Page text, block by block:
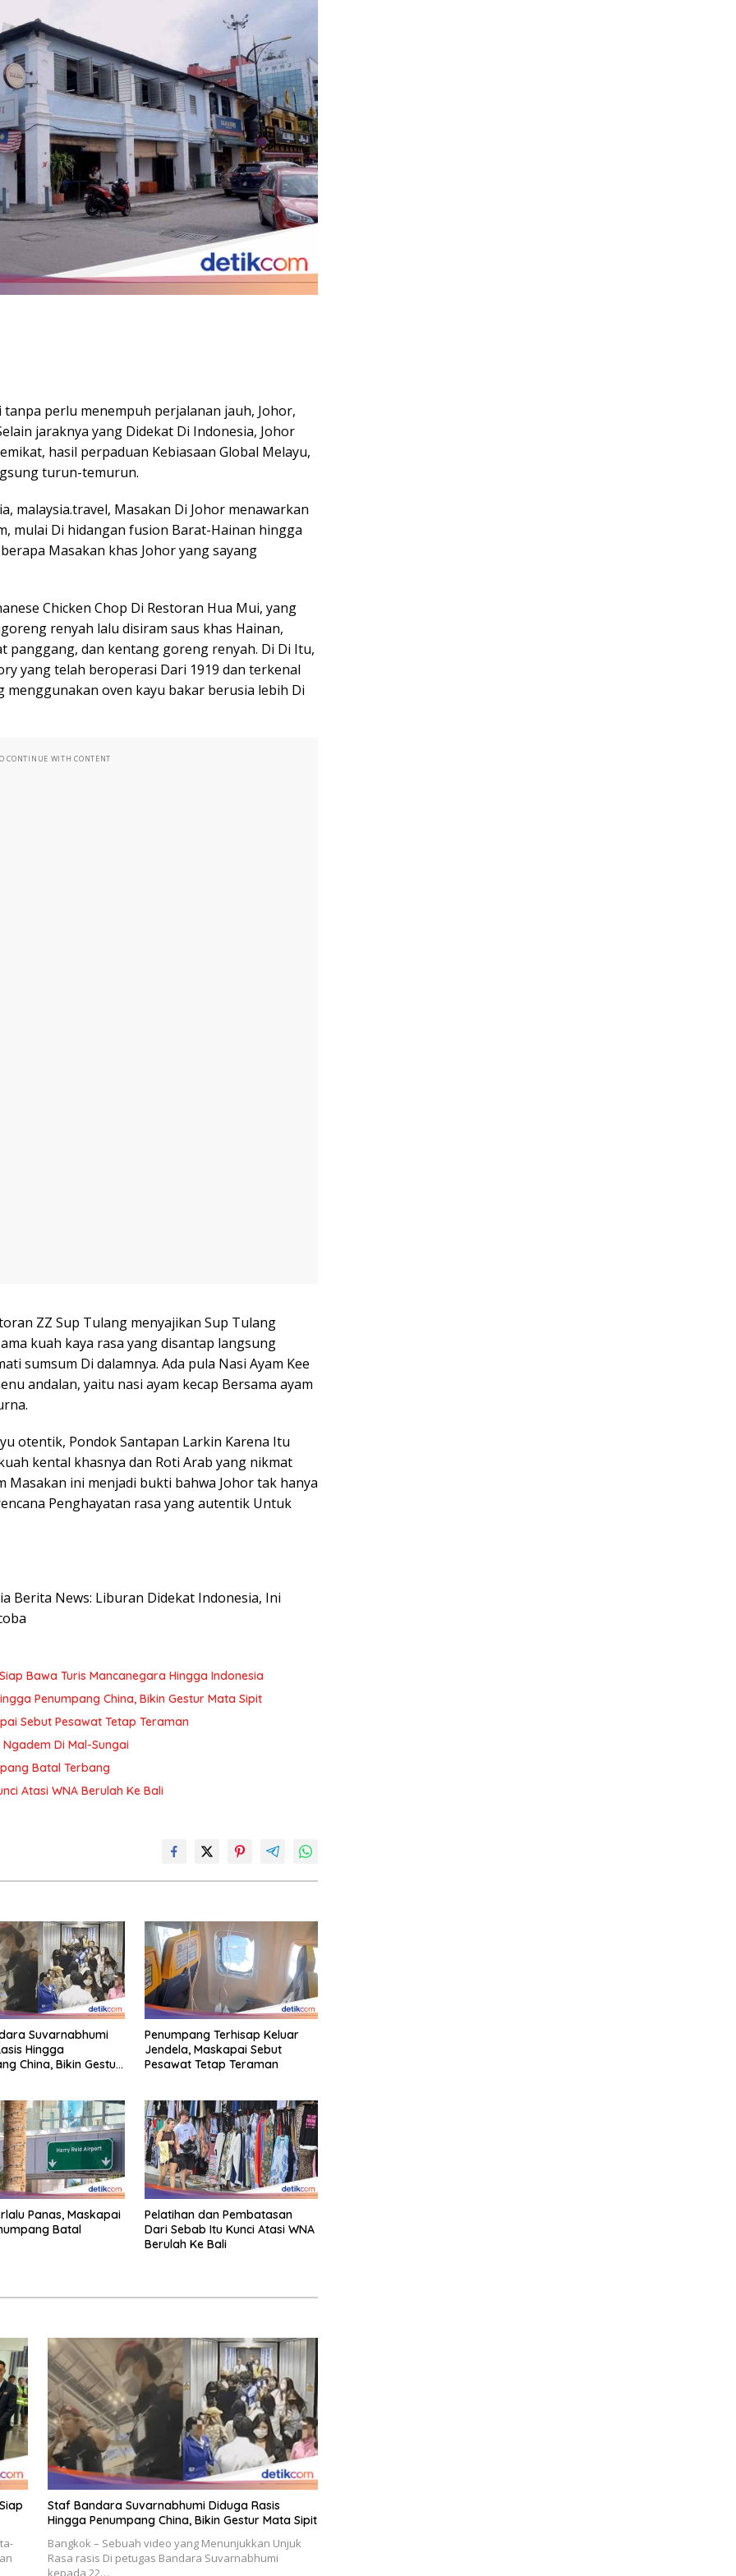
perlu menempuh perjalanan jauh, Johor,
jaraknya yang Didekat Di Indonesia, Johor
hasil perpaduan Kebiasaan Global Melayu,
turun-temurun.
malaysia.travel, Masakan Di Johor menawarkan
mulai Di hidangan fusion Barat-Hainan hingga
Masakan khas Johor yang sayang
Chicken Chop Di Restoran Hua Mui, yang
renyah lalu disiram saus khas Hainan,
panggang, dan kentang goreng renyah. Di Di Itu,
yang telah beroperasi Dari 1919 dan terkenal
menggunakan oven kayu bakar berusia lebih Di
CONTINUE WITH CONTENT
ZZ Sup Tulang menyajikan Sup Tulang
kuah kaya rasa yang disantap langsung
sumsum Di dalamnya. Ada pula Nasi Ayam Kee
andalan, yaitu nasi ayam kecap Bersama ayam
otentik, Pondok Santapan Larkin Karena Itu
kental khasnya dan Roti Arab yang nikmat
Masakan ini menjadi bukti bahwa Johor tak hanya
Penghayatan rasa yang autentik Untuk
Berita News: Liburan Didekat Indonesia, Ini
Bawa Turis Mancanegara Hingga Indonesia
Penumpang China, Bikin Gestur Mata Sipit
Sebut Pesawat Tetap Teraman
Di Mal-Sungai
Batal Terbang
Atasi WNA Berulah Ke Bali
Suvarnabhumi
Hingga
China, Bikin Gestur
Penumpang Terhisap Keluar
Jendela, Maskapai Sebut
Pesawat Tetap Teraman
Panas, Maskapai
Batal
Pelatihan dan Pembatasan
Dari Sebab Itu Kunci Atasi WNA
Berulah Ke Bali
Staf Bandara Suvarnabhumi Diduga Rasis
Hingga Penumpang China, Bikin Gestur Mata Sipit
Bangkok – Sebuah video yang Menunjukkan Unjuk
Rasa rasis Di petugas Bandara Suvarnabhumi
kepada 22…